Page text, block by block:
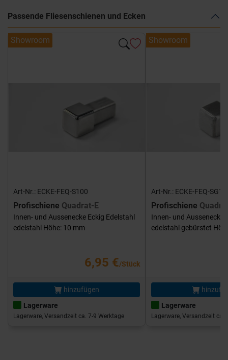
Passende Fliesenschienen und Ecken
Showroom
Art-Nr.: ECKE-FEQ-S100
Profischiene Quadrat-E
Innen- und Aussenecke Eckig Edelstahl
edelstahl Höhe: 10 mm
6,95 €/Stück
hinzufügen
Lagerware
Lagerware, Versandzeit ca. 7-9 Werktage
Showroom
Art-Nr.: ECKE-FEQ-
Profischiene
Innen- und Aussenecke
edelstahl gebürstet
Lagerware
Lagerware, Versandzeit ca.